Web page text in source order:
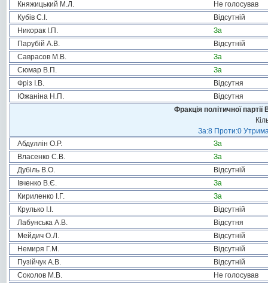
Княжицький М.Л.
Не голосував
Кубів С.І.
Відсутній
Никорак І.П.
За
Парубій А.В.
Відсутній
Саврасов М.В.
За
Сюмар В.П.
За
Фріз І.В.
Відсутня
Южаніна Н.П.
Відсутня
Фракція політичної
За:8 Проти:0
Абдуллін О.Р.
За
Власенко С.В.
За
Дубіль В.О.
Відсутній
Івченко В.Є.
За
Кириленко І.Г.
За
Крулько І.І.
Відсутній
Лабунська А.В.
Відсутня
Мейдич О.Л.
Відсутній
Немиря Г.М.
Відсутній
Пузійчук А.В.
Відсутній
Соколов М.В.
Не голосував